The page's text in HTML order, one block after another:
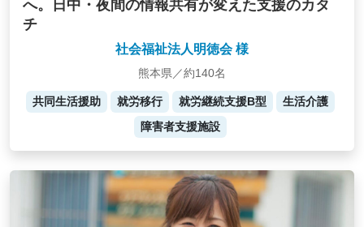
へ。日中・夜間の情報共有が変えた支援のカタ
チ
社会福祉法人明徳会 様
熊本県／約140名
共同生活援助 就労移行 就労継続支援B型
生活介護
障害者支援施設